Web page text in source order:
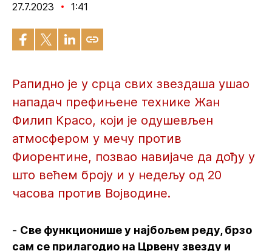
27.7.2023 1:41
Рапидно је у срца свих звездаша ушао
нападач префињене технике Жан
Филип Красо, који је одушевљен
атмосфером у мечу против
Фиорентине, позвао навијаче да дођу у
што већем броју и у недељу од 20
часова против Војводине.
- Све функционише у најбољем реду, брзо
сам се прилагодио на Црвену звезду и